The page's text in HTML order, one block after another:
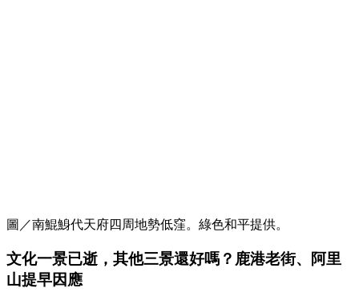
圖／南鯤鯓代天府四周地勢低窪。綠色和平提供。
文化一景已逝，其他三景還好嗎？鹿港老街、阿里
山提早因應